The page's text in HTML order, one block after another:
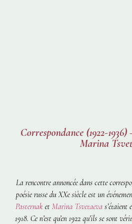
Correspondance (1922-
Marina
La rencontre annoncée dans cette
poésie russe du XXe siècle est un
Pasternak et Marina Tsvetaeva s’étaient
1918. Ce n’est qu’en 1922 qu’ils se sont